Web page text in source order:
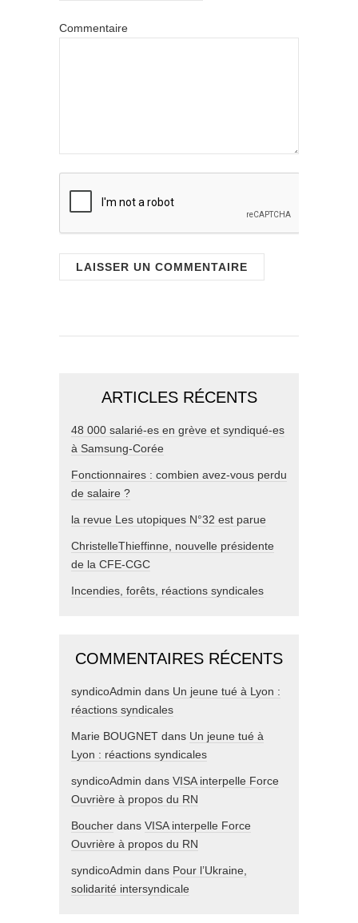
Commentaire
ARTICLES RÉCENTS
48 000 salarié-es en grève et syndiqué-es
à Samsung-Corée
Fonctionnaires : combien avez-vous perdu
de salaire ?
la revue Les utopiques N°32 est parue
ChristelleThieffinne, nouvelle présidente
de la CFE-CGC
Incendies, forêts, réactions syndicales
COMMENTAIRES RÉCENTS
syndicoAdmin dans Un jeune tué à Lyon :
réactions syndicales
Marie BOUGNET dans Un jeune tué à
Lyon : réactions syndicales
syndicoAdmin dans VISA interpelle Force
Ouvrière à propos du RN
Boucher dans VISA interpelle Force
Ouvrière à propos du RN
syndicoAdmin dans Pour l’Ukraine,
solidarité intersyndicale